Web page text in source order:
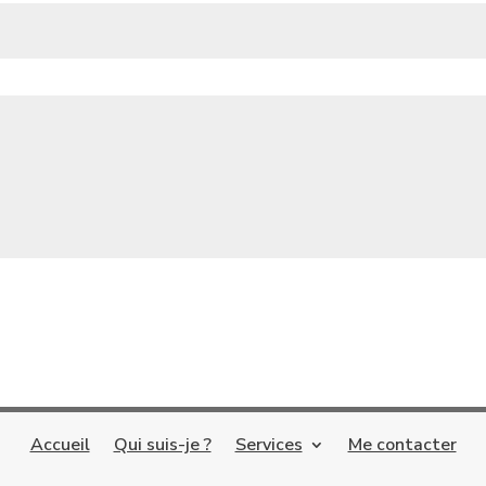
Accueil Qui suis-je ? Services Me contacter